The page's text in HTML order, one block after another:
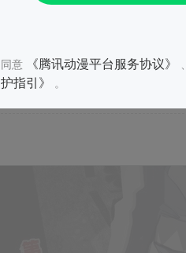
同意 《腾讯动漫平台服务协议》
护指引》
。